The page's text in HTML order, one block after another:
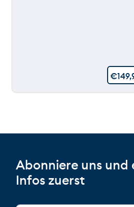
€
Abonniere uns und
Infos zuerst